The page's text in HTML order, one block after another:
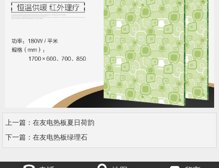
上一篇： 在友电热板夏日荷韵
下一篇： 在友电热板绿理石